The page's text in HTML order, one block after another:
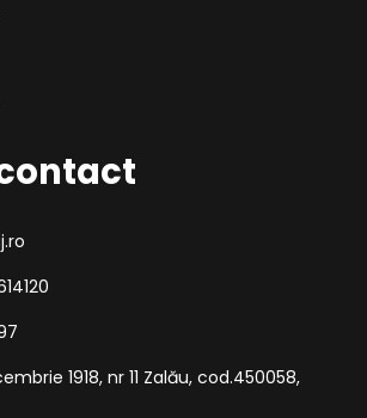
1918, nr 11 Zalău, cod.450058,